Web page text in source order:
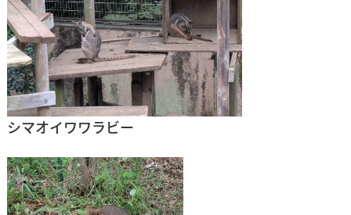
シマオイワワラビー